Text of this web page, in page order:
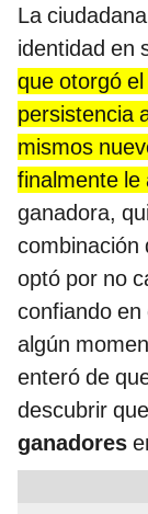
La
identidad en
que otorgó
persistencia
mismos
finalmente le
ganadora,
combinación
optó por no
confiando
algún
enteró de
descubrir
ganadores